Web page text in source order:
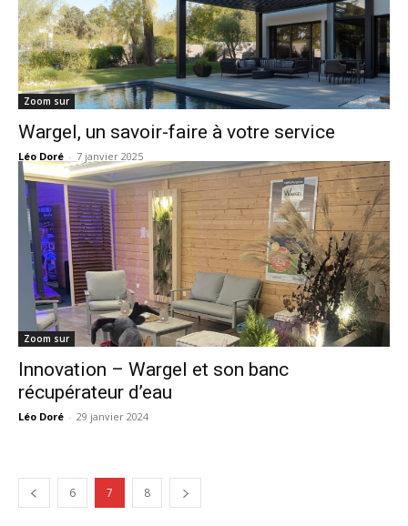
Zoom sur
Wargel, un savoir-faire à votre service
Léo Doré - 7 janvier 2025
Zoom sur
Innovation – Wargel et son banc
récupérateur d’eau
Léo Doré - 29 janvier 2024
6 7 8